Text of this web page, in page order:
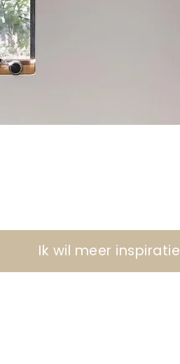
Ik wil meer inspiratie